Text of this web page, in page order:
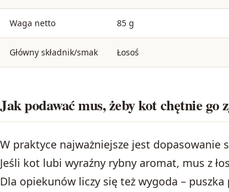
Waga netto 85 g
Główny składnik/smak Łosoś
Jak podawać mus, żeby kot chętnie go
W praktyce najważniejsze jest
Jeśli kot lubi wyraźny rybny aromat, mus z
Dla opiekunów liczy się też wygoda –